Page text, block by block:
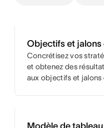
Objectifs et jalons
Concrétisez vos
et obtenez des
aux objectifs et jalons
Modèle de